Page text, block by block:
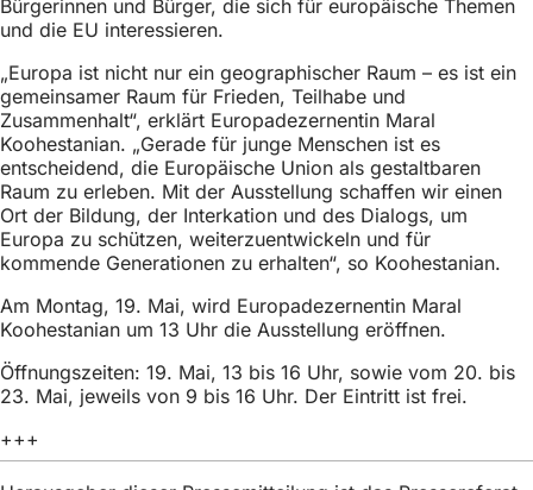
h
i
e
r
:
Bürgerinnen und Bürger, die sich für europäische Themen
und die EU interessieren.
„Europa ist nicht nur ein geographischer Raum – es ist ein
gemeinsamer Raum für Frieden, Teilhabe und
Zusammenhalt“, erklärt Europadezernentin Maral
Koohestanian. „Gerade für junge Menschen ist es
entscheidend, die Europäische Union als gestaltbaren
Raum zu erleben. Mit der Ausstellung schaffen wir einen
Ort der Bildung, der Interkation und des Dialogs, um
Europa zu schützen, weiterzuentwickeln und für
kommende Generationen zu erhalten“, so Koohestanian.
Am Montag, 19. Mai, wird Europadezernentin Maral
Koohestanian um 13 Uhr die Ausstellung eröffnen.
Öffnungszeiten: 19. Mai, 13 bis 16 Uhr, sowie vom 20. bis
23. Mai, jeweils von 9 bis 16 Uhr. Der Eintritt ist frei.
+++